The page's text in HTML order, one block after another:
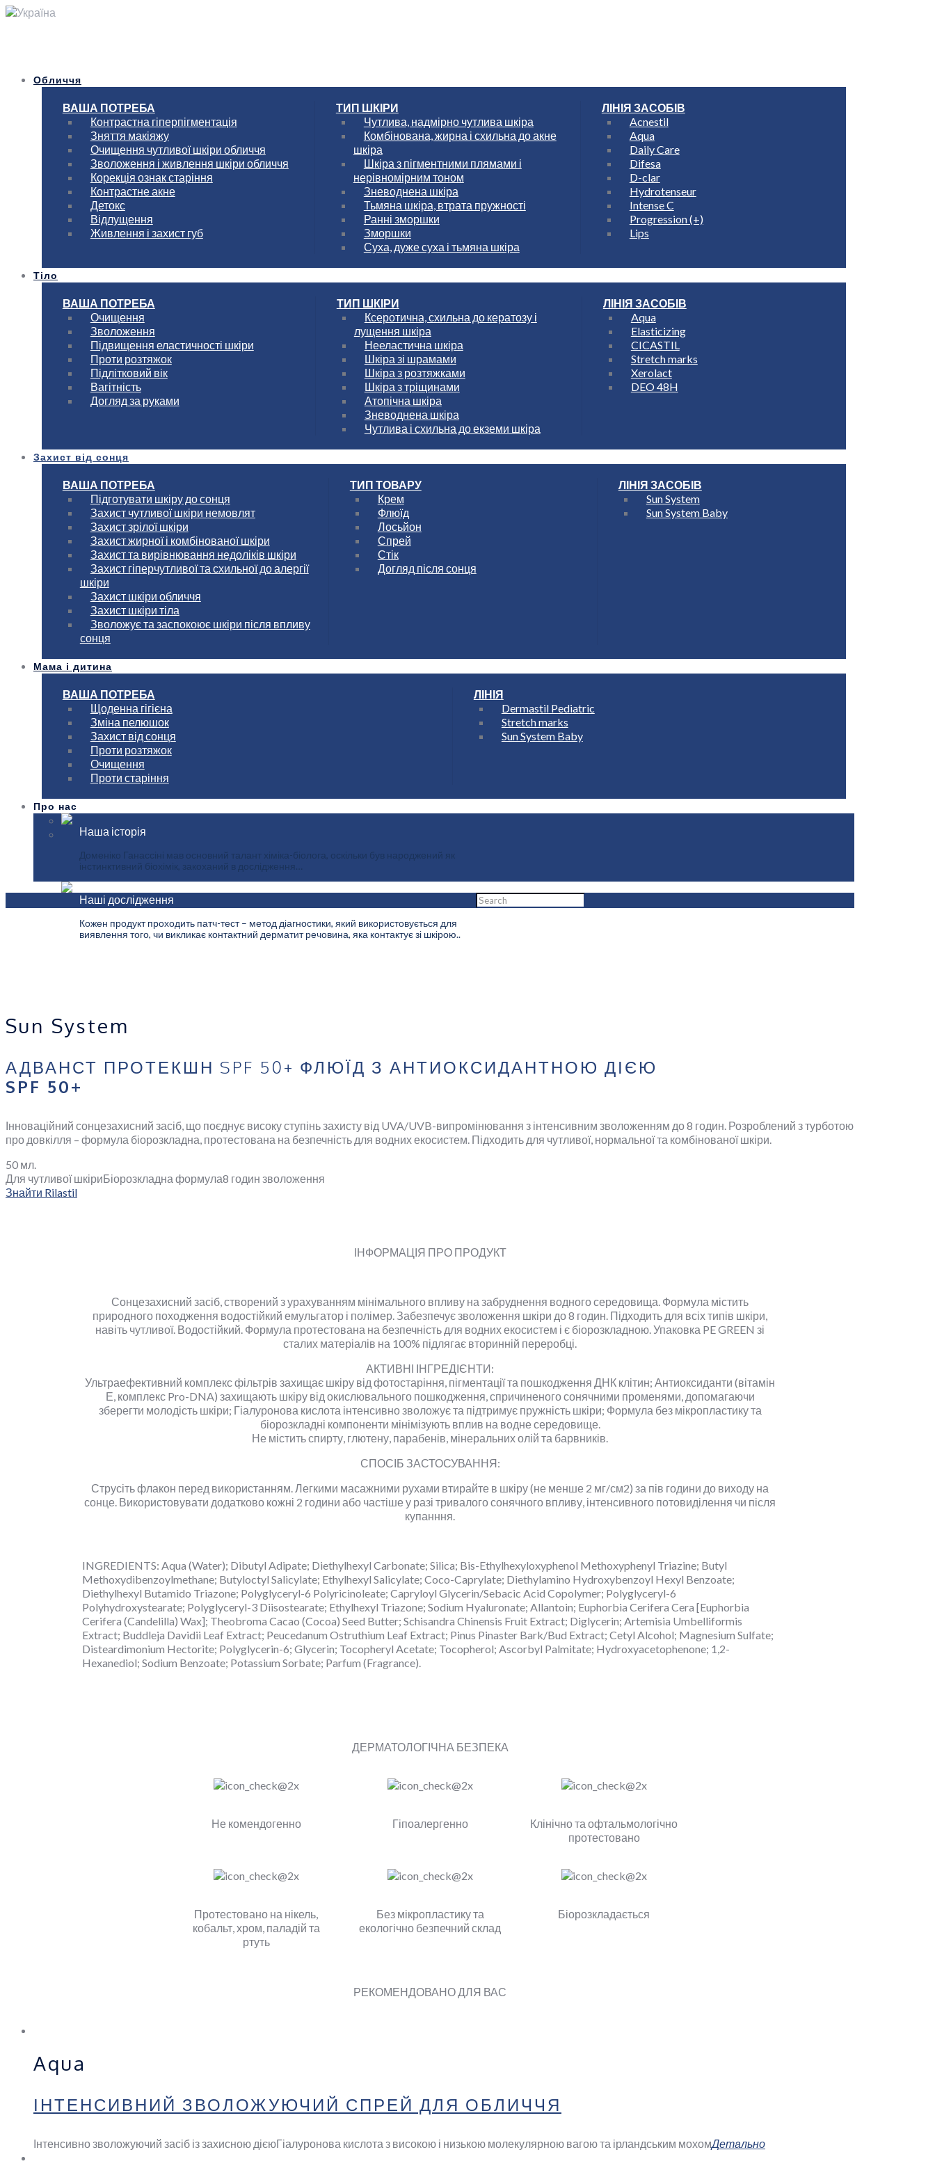
Україна
Обличчя
ВАША ПОТРЕБА
Контрастна гіперпігментація
Зняття макіяжу
Очищення чутливої шкіри обличчя
Зволоження і живлення шкіри обличчя
Корекція ознак старіння
Контрастне акне
Детокс
Відлущення
Живлення і захист губ
ТИП ШКІРИ
Чутлива, надмірно чутлива шкіра
Комбінована, жирна і схильна до акне
шкіра
Шкіра з пігментними плямами і
нерівномірним тоном
Зневоднена шкіра
Тьмяна шкіра, втрата пружності
Ранні зморшки
Зморшки
Суха, дуже суха і тьмяна шкіра
ЛІНІЯ ЗАСОБІВ
Acnestil
Aqua
Daily Care
Difesa
D-clar
Hydrotenseur
Intense C
Progression (+)
Lips
Тіло
ВАША ПОТРЕБА
Очищення
Зволоження
Підвищення еластичності шкіри
Проти розтяжок
Підлітковий вік
Вагітність
Догляд за руками
ТИП ШКІРИ
Ксеротична, схильна до кератозу і
лущення шкіра
Нееластична шкіра
Шкіра зі шрамами
Шкіра з розтяжками
Шкіра з тріщинами
Атопічна шкіра
Зневоднена шкіра
Чутлива і схильна до екземи шкіра
ЛІНІЯ ЗАСОБІВ
Aqua
Elasticizing
CICASTIL
Stretch marks
Xerolact
DEO 48H
Захист від сонця
ВАША ПОТРЕБА
Підготувати шкіру до сонця
Захист чутливої шкіри немовлят
Захист зрілої шкіри
Захист жирної і комбінованої шкіри
Захист та вирівнювання недоліків шкіри
Захист гіперчутливої та схильної до алергії
шкіри
Захист шкіри обличчя
Захист шкіри тіла
Зволожує та заспокоює шкіри після впливу
сонця
ТИП ТОВАРУ
Крем
Флюїд
Лосьйон
Спрей
Стік
Догляд після сонця
ЛІНІЯ ЗАСОБІВ
Sun System
Sun System Baby
Мама і дитина
ВАША ПОТРЕБА
Щоденна гігієна
Зміна пелюшок
Захист від сонця
Проти розтяжок
Очищення
Проти старіння
ЛІНІЯ
Dermastil Pediatric
Stretch marks
Sun System Baby
Про нас
Наша історія
Доменіко Ганассіні мав основний талант хіміка-біолога, оскільки був народжений як
інстинктивний біохімік, закоханий в дослідження…
Наші дослідження
Кожен продукт проходить патч-тест – метод діагностики, який використовується для
виявлення того, чи викликає контактний дерматит речовина, яка контактує зі шкірою..
Sun System
АДВАНСТ ПРОТЕКШН SPF 50+ ФЛЮЇД З АНТИОКСИДАНТНОЮ ДІЄЮ
SPF 50+
Інноваційний сонцезахисний засіб, що поєднує високу ступінь захисту від UVA/UVB-випромінювання з інтенсивним зволоженням до 8 годин. Розроблений з турботою
про довкілля – формула біорозкладна, протестована на безпечність для водних екосистем. Підходить для чутливої, нормальної та комбінованої шкіри.
50 мл.
Для чутливої шкіриБіорозкладна формула8 годин зволоження
Знайти Rilastil
ІНФОРМАЦІЯ ПРО ПРОДУКТ
Сонцезахисний засіб, створений з урахуванням мінімального впливу на забруднення водного середовища. Формула містить
природного походження водостійкий емульгатор і полімер. Забезпечує зволоження шкіри до 8 годин. Підходить для всіх типів шкіри,
навіть чутливої. Водостійкий. Формула протестована на безпечність для водних екосистем і є біорозкладною. Упаковка PE GREEN зі
сталих матеріалів на 100% підлягає вторинній переробці.
АКТИВНІ ІНГРЕДІЄНТИ:
Ультраефективний комплекс фільтрів захищає шкіру від фотостаріння, пігментації та пошкодження ДНК клітин; Антиоксиданти (вітамін
Е, комплекс Pro-DNA) захищають шкіру від окислювального пошкодження, спричиненого сонячними променями, допомагаючи
зберегти молодість шкіри; Гіалуронова кислота інтенсивно зволожує та підтримує пружність шкіри; Формула без мікропластику та
біорозкладні компоненти мінімізують вплив на водне середовище.
Не містить спирту, глютену, парабенів, мінеральних олій та барвників.
СПОСІБ ЗАСТОСУВАННЯ:
Струсіть флакон перед використанням. Легкими масажними рухами втирайте в шкіру (не менше 2 мг/см2) за пів години до виходу на
сонце. Використовувати додатково кожні 2 години або частіше у разі тривалого сонячного впливу, інтенсивного потовиділення чи після
купанння.
INGREDIENTS: Aqua (Water); Dibutyl Adipate; Diethylhexyl Carbonate; Silica; Bis-Ethylhexyloxyphenol Methoxyphenyl Triazine; Butyl
Methoxydibenzoylmethane; Butyloctyl Salicylate; Ethylhexyl Salicylate; Coco-Caprylate; Diethylamino Hydroxybenzoyl Hexyl Benzoate;
Diethylhexyl Butamido Triazone; Polyglyceryl-6 Polyricinoleate; Capryloyl Glycerin/Sebacic Acid Copolymer; Polyglyceryl-6
Polyhydroxystearate; Polyglyceryl-3 Diisostearate; Ethylhexyl Triazone; Sodium Hyaluronate; Allantoin; Euphorbia Cerifera Cera [Euphorbia
Cerifera (Candelilla) Wax]; Theobroma Cacao (Cocoa) Seed Butter; Schisandra Chinensis Fruit Extract; Diglycerin; Artemisia Umbelliformis
Extract; Buddleja Davidii Leaf Extract; Peucedanum Ostruthium Leaf Extract; Pinus Pinaster Bark/Bud Extract; Cetyl Alcohol; Magnesium Sulfate;
Disteardimonium Hectorite; Polyglycerin-6; Glycerin; Tocopheryl Acetate; Tocopherol; Ascorbyl Palmitate; Hydroxyacetophenone; 1,2-
Hexanediol; Sodium Benzoate; Potassium Sorbate; Parfum (Fragrance).
ДЕРМАТОЛОГІЧНА БЕЗПЕКА
Не комендогенно Гіпоалергенно
Клінічно та офтальмологічно
протестовано
Протестовано на нікель,
кобальт, хром, паладій та
ртуть
Без мікропластику та
екологічно безпечний склад
Біорозкладається
РЕКОМЕНДОВАНО ДЛЯ ВАС
Aqua
ІНТЕНСИВНИЙ ЗВОЛОЖУЮЧИЙ СПРЕЙ ДЛЯ ОБЛИЧЧЯ
Інтенсивно зволожуючий засіб із захисною дієюГіалуронова кислота з високою і низькою молекулярною вагою та ірландським мохомДетально